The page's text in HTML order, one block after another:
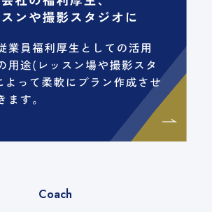
Coach